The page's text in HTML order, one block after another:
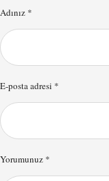
Yorumunuz *
Adınız *
E-posta adresi *